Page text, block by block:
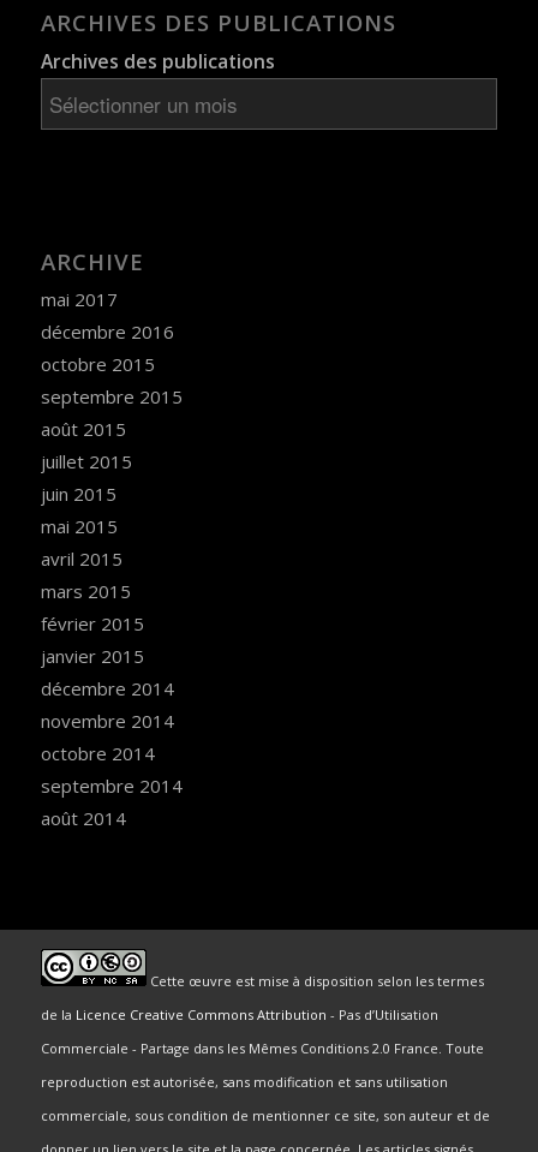
ARCHIVES DES PUBLICATIONS
Archives des publications
ARCHIVE
mai 2017
décembre 2016
octobre 2015
septembre 2015
août 2015
juillet 2015
juin 2015
mai 2015
avril 2015
mars 2015
février 2015
janvier 2015
décembre 2014
novembre 2014
octobre 2014
septembre 2014
août 2014
Cette œuvre est mise à disposition selon les termes
de la Licence Creative Commons Attribution - Pas d’Utilisation
Commerciale - Partage dans les Mêmes Conditions 2.0 France. Toute
reproduction est autorisée, sans modification et sans utilisation
commerciale, sous condition de mentionner ce site, son auteur et de